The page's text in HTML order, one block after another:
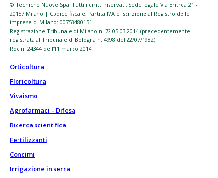
© Tecniche Nuove Spa. Tutti i diritti riservati. Sede legale Via Eritrea 21 -
20157 Milano | Codice fiscale, Partita IVA e Iscrizione al Registro delle
imprese di Milano: 00753480151
Registrazione Tribunale di Milano n. 72 05.03.2014 (precedentemente
registrata al Tribunale di Bologna n. 4998 del 22/07/1982)
Roc n. 24344 dell’11 marzo 2014
Orticoltura
Floricoltura
Vivaismo
Agrofarmaci – Difesa
Ricerca scientifica
Fertilizzanti
Concimi
Irrigazione in serra